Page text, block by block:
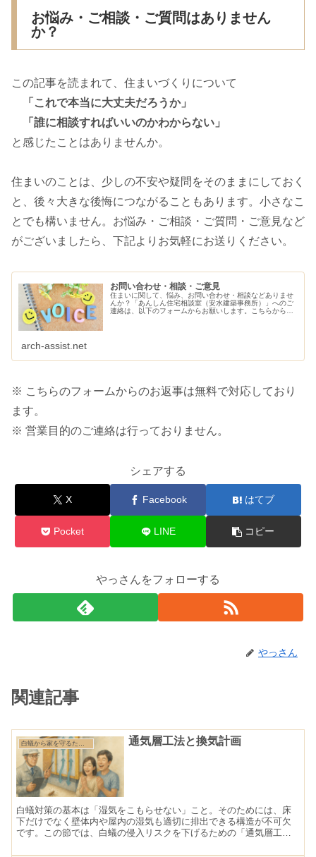
お悩み・ご相談・ご質問はありません
か？
この記事を読まれて、住まいづくりについて
「これで本当に大丈夫だろうか」
「誰に相談すればいいのかわからない」
と感じたことはありませんか。
住まいのことは、少しの不安や疑問をそのままにしておく
と、後々大きな後悔につながることもあります。小さなこ
とでも構いません。お悩み・ご相談・ご質問・ご意見など
がございましたら、下記よりお気軽にお送りください。
お問い合わせ・相談・ご意見
住まいに関して、悩み、お問い合わせ・相談などありませ
んか？「あんしん住宅相談室（安水建築事務所）」へのご
連絡は、以下のフォームからお願いします。こちらから、
arch-assist.net
※ こちらのフォームからのお返事は無料で対応しており
ます。
※ 営業目的のご連絡は行っておりません。
シェアする
X Facebook はてブ
Pocket LINE コピー
やっさんをフォローする
やっさん
関連記事
通気層工法と換気計画
白蟻対策の基本は「湿気をこもらせない」こと。そのためには、床
下だけでなく壁体内や屋内の湿気も適切に排出できる構造が不可欠
です。この節では、白蟻の侵入リスクを下げるための「通気層工